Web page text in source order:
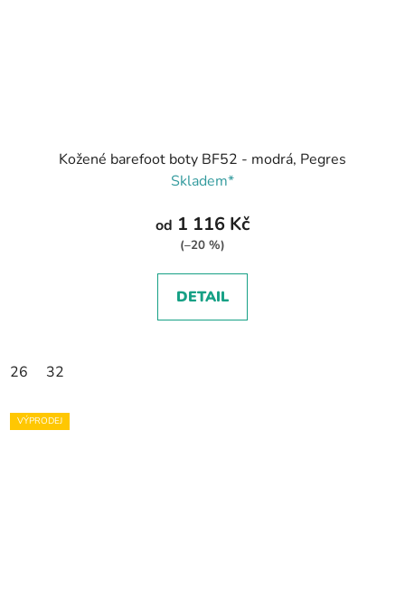
Kožené barefoot boty BF52 - modrá, Pegres
Skladem*
od 1 116 Kč
(–20 %)
DETAIL
26 32
VÝPRODEJ